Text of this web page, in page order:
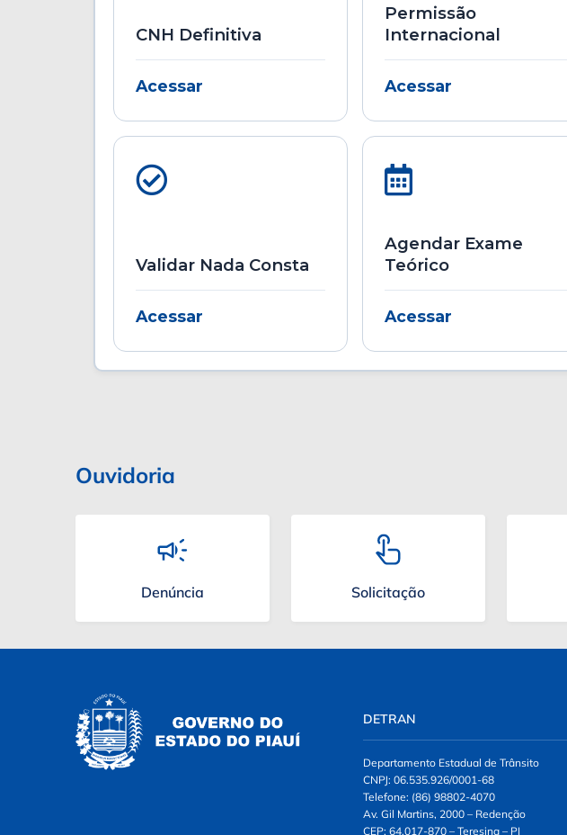
CNH Definitiva
Acessar
Permissão
Internacional
Acessar
Validar Nada Consta
Acessar
Agendar Exame
Teórico
Acessar
Ouvidoria
Denúncia Solicitação
DETRAN
Departamento Estadual de Trânsito
CNPJ: 06.535.926/0001-68
Telefone: (86) 98802-4070
Av. Gil Martins, 2000 – Redenção
CEP: 64.017-870 – Teresina – PI